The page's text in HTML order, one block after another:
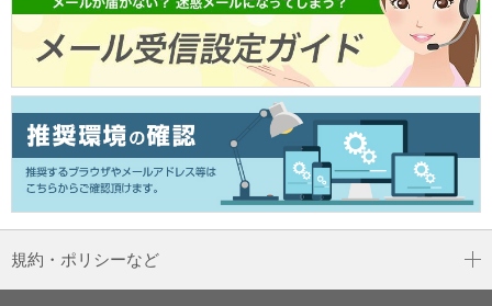
規約・ポリシーなど